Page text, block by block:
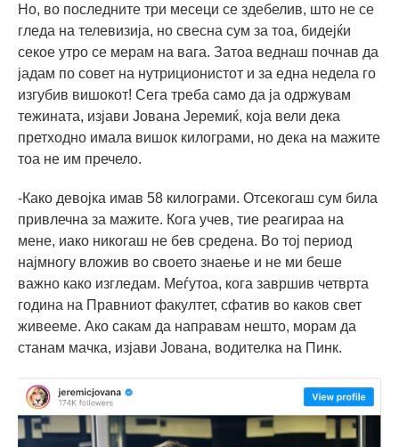
Но, во последните три месеци се здебелив, што не се
гледа на телевизија, но свесна сум за тоа, бидејќи
секое утро се мерам на вага. Затоа веднаш почнав да
јадам по совет на нутриционистот и за една недела го
изгубив вишокот! Сега треба само да ја одржувам
тежината, изјави Јована Јеремиќ, која вели дека
претходно имала вишок килограми, но дека на мажите
тоа не им пречело.
-Како девојка имав 58 килограми. Отсекогаш сум била
привлечна за мажите. Кога учев, тие реагираа на
мене, иако никогаш не бев средена. Во тој период
најмногу вложив во своето знаење и не ми беше
важно како изгледам. Меѓутоа, кога завршив четврта
година на Правниот факултет, сфатив во каков свет
живееме. Ако сакам да направам нешто, морам да
станам мачка, изјави Јована, водителка на Пинк.